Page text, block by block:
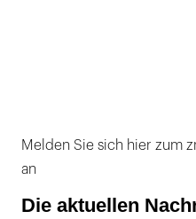
Melden Sie sich hier zum
an
Die aktuellen